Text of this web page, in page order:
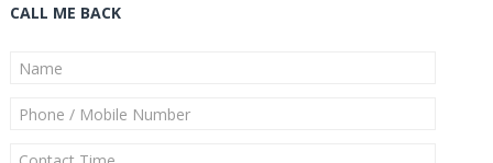
CALL ME BACK